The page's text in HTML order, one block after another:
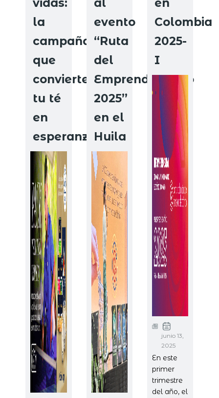
la
campaña
que
convierte
tu té
en
esperanza
evento
“Ruta
del
Emprendimiento
2025”
en el
Huila
Colombia
2025-
I
junio 13,
2025
En este
primer
trimestre
del año, el